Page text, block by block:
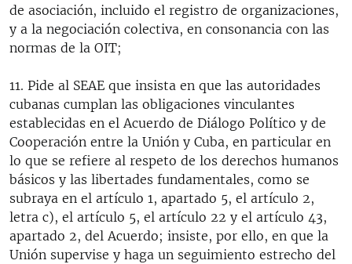
de asociación, incluido el registro de organizaciones,
y a la negociación colectiva, en consonancia con las
normas de la OIT;
11. Pide al SEAE que insista en que las autoridades
cubanas cumplan las obligaciones vinculantes
establecidas en el Acuerdo de Diálogo Político y de
Cooperación entre la Unión y Cuba, en particular en
lo que se refiere al respeto de los derechos humanos
básicos y las libertades fundamentales, como se
subraya en el artículo 1, apartado 5, el artículo 2,
letra c), el artículo 5, el artículo 22 y el artículo 43,
apartado 2, del Acuerdo; insiste, por ello, en que la
Unión supervise y haga un seguimiento estrecho del